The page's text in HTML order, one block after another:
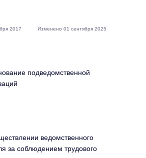
подведомственной
ведомственного
за соблюдением трудового
2017 Изменено 01 сентября 2025